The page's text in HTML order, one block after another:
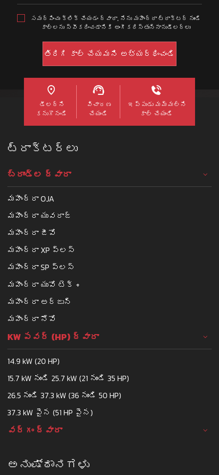
సమర్పించు క్లిక్ చేయడం ద్వారా, నేను మహీంద్రా ట్రాక్టర్ నుండి
కాల్లను స్వీకరించడానికి అంగీకరిస్తున్నానుడీలర్లు
డీలర్ని
కనుగొనండి
విచారణ
చేయండి
ఇప్పుడు మమ్మల్ని
కాల్ చేయండి
ట్రాక్టర్లు
బ్రాండ్ల ద్వారా
మహీంద్రా OJA
మహీంద్రా యువరాజ్
మహీంద్రా జీవో
మహీంద్రా XP ప్లస్
మహీంద్రా SP ప్లస్
మహీంద్రా యువో టెక్ +
మహీంద్రా అర్జున్
మహీంద్రా నోవో
KW పవర్ (HP) ద్వారా
14.9 kW (20 HP)
15.7 kW నుండి 25.7 kW (21 నుండి 35 HP)
26.5 నుండి 37.3 kW (36 నుండి 50 HP)
37.3 kW పైన (51 HP పైన)
వర్గం ద్వారా
ಅನುಷ್ಠಾನಗಳು